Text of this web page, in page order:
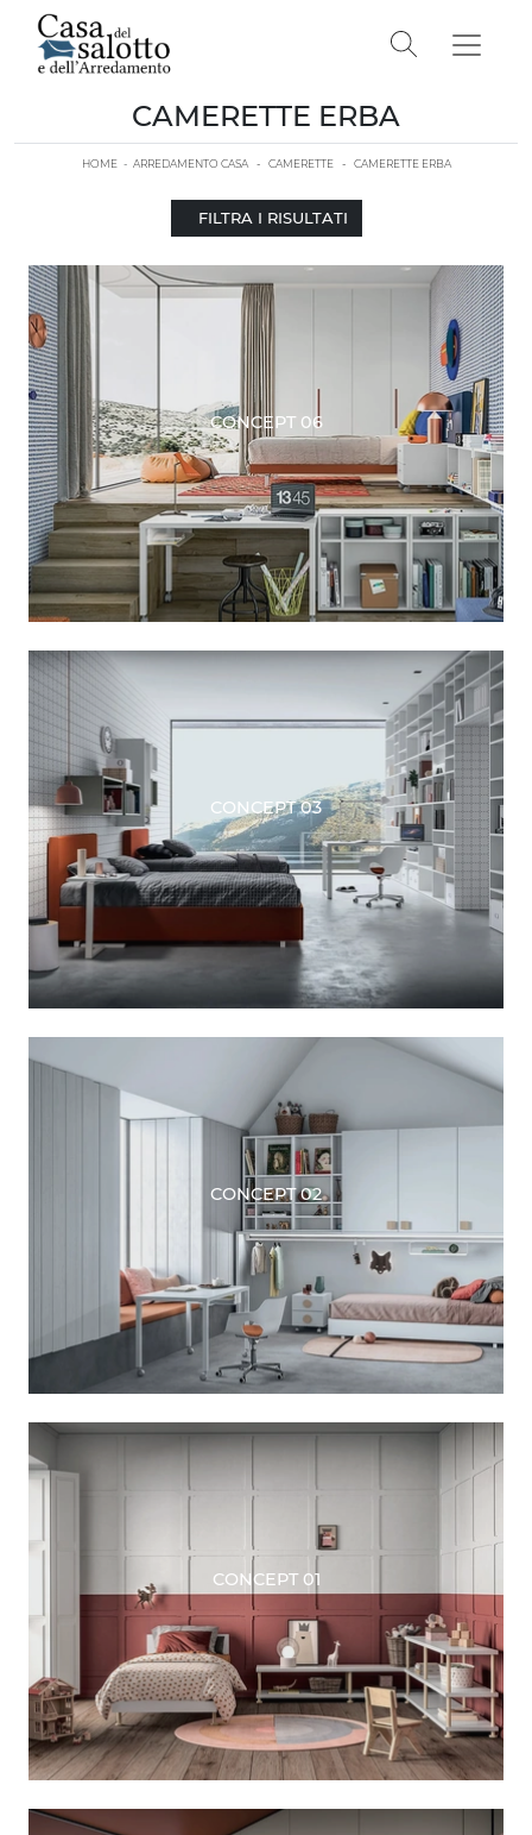
CAMERETTE ERBA
HOME - ARREDAMENTO CASA - CAMERETTE - CAMERETTE ERBA
FILTRA I RISULTATI
CONCEPT 06
CONCEPT 03
CONCEPT 02
CONCEPT 01